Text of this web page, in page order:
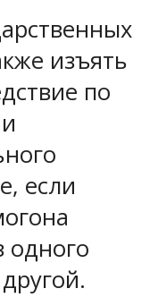
изъять
по
если
одного